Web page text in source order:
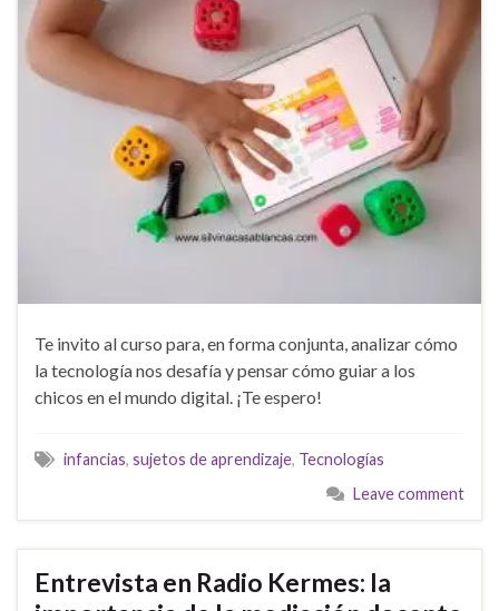
Te invito al curso para, en forma conjunta, analizar cómo
la tecnología nos desafía y pensar cómo guiar a los
chicos en el mundo digital. ¡Te espero!
infancias, sujetos de aprendizaje, Tecnologías
Leave comment
Entrevista en Radio Kermes: la